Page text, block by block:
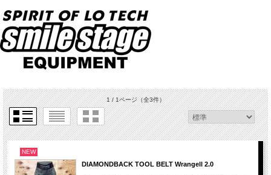
1 / 1ページ（全3件）
NEW
DIAMONDBACK TOOL BELT Wrangell 2.0